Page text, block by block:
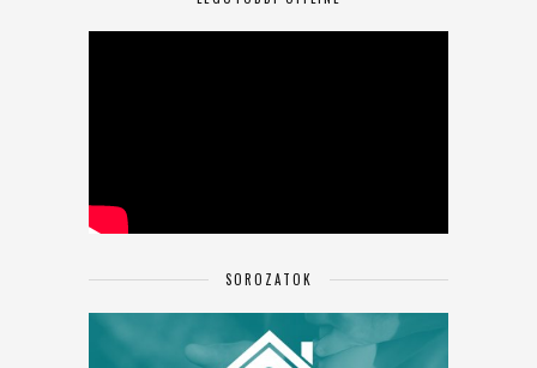
SOROZATOK